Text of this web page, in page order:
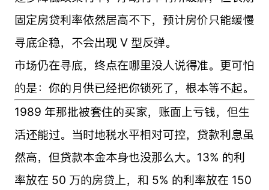
固定房贷利率依然居高不下，预计房价只能缓慢
寻底企稳，不会出现 V 型反弹。
市场仍在寻底，终点在哪里没人说得准。更可怕
的是：你的月供已经把你锁死了，根本等不起。
1989 年那批被套住的买家，账面上亏钱，但生
活还能过。当时地税水平相对可控，贷款利息虽
然高，但贷款本金本身也没那么大。13% 的利
率放在 50 万的房贷上，和 5% 的利率放在 150